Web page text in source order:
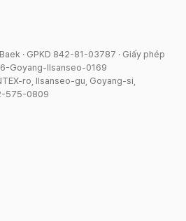
· GPKD 842-81-03787 · Giấy phép
Goyang-Ilsanseo-0169
ro, Ilsanseo-gu, Goyang-si,
575-0809